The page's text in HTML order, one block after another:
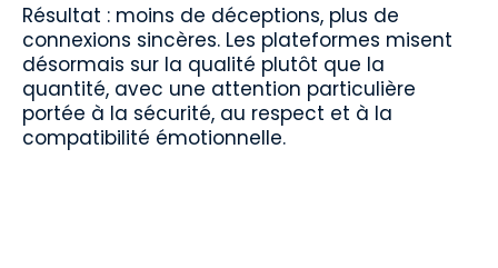
Résultat : moins de déceptions, plus de
connexions sincères. Les plateformes misent
désormais sur la qualité plutôt que la
quantité, avec une attention particulière
portée à la sécurité, au respect et à la
compatibilité émotionnelle.